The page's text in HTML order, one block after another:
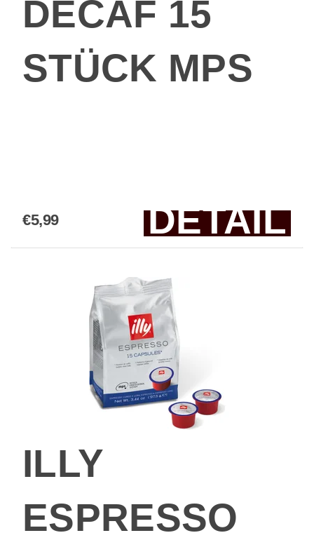
DECAF 15
STÜCK MPS
€5,99 DETAIL
ILLY
ESPRESSO